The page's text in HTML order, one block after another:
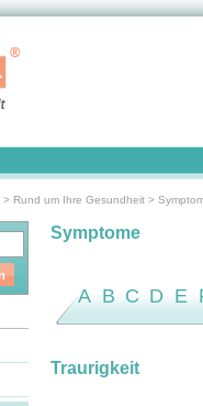
> Rund um Ihre Gesundheit >
Symptome
A B C D E
Traurigkeit